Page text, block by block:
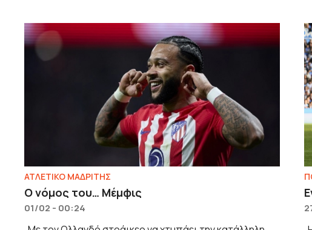
ΑΤΛΕΤΙΚΟ ΜΑΔΡΙΤΗΣ
O νόμος του… Μέμφις
01/02 - 00:24